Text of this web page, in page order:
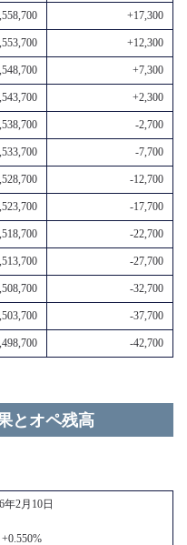
+17,300
+12,300
+7,300
+2,300
-2,700
-7,700
-12,700
-17,700
-22,700
-27,700
-32,700
-37,700
-42,700
とオペ残高
2月10日